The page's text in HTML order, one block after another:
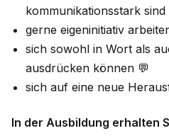
kommunikationsstark sind
gerne eigeninitiativ
sich sowohl in Wort als
ausdrücken können 💬
sich auf eine neue
In der Ausbildung erhalten